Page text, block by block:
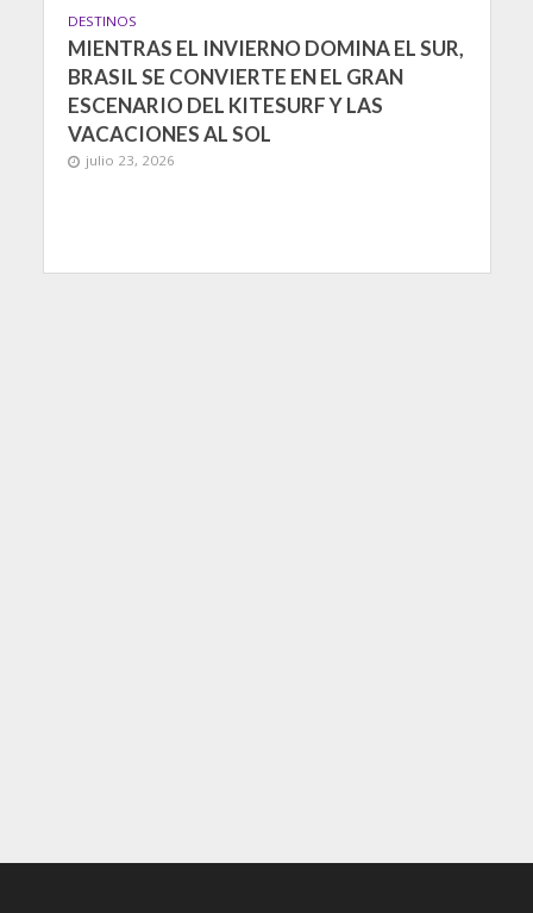
DESTINOS
MIENTRAS EL INVIERNO DOMINA EL SUR,
BRASIL SE CONVIERTE EN EL GRAN
ESCENARIO DEL KITESURF Y LAS
VACACIONES AL SOL
julio 23, 2026